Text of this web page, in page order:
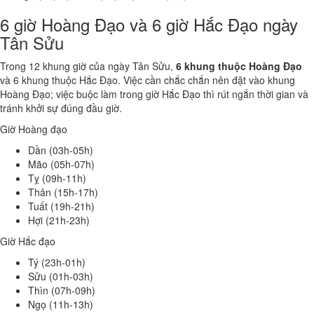
6 giờ Hoàng Đạo và 6 giờ Hắc Đạo ngày
Tân Sửu
Trong 12 khung giờ của ngày Tân Sửu, 6 khung thuộc Hoàng Đạo
và 6 khung thuộc Hắc Đạo. Việc cần chắc chắn nên đặt vào khung
Hoàng Đạo; việc buộc làm trong giờ Hắc Đạo thì rút ngắn thời gian và
tránh khởi sự đúng đầu giờ.
Giờ Hoàng đạo
Dần (03h-05h)
Mão (05h-07h)
Tỵ (09h-11h)
Thân (15h-17h)
Tuất (19h-21h)
Hợi (21h-23h)
Giờ Hắc đạo
Tý (23h-01h)
Sửu (01h-03h)
Thìn (07h-09h)
Ngọ (11h-13h)